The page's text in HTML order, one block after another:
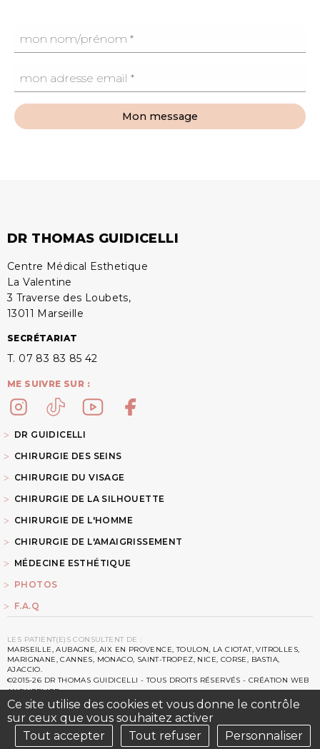
Mon message
DR THOMAS GUIDICELLI
Centre Médical Esthetique
La Valentine
3 Traverse des Loubets,
13011 Marseille
SECRÉTARIAT
T. 07 83 83 85 42
ME SUIVRE SUR :
DR GUIDICELLI
CHIRURGIE DES SEINS
CHIRURGIE DU VISAGE
CHIRURGIE DE LA SILHOUETTE
CHIRURGIE DE L'HOMME
CHIRURGIE DE L'AMAIGRISSEMENT
MÉDECINE ESTHÉTIQUE
PHOTOS
F.A.Q
LES PATIENT(E)S CONSULTENT DE :
MARSEILLE, AUBAGNE, AIX EN PROVENCE, TOULON, LA CIOTAT, VITROLLES,
MARIGNANE, CANNES, MONACO, SAINT-TROPEZ, NICE, CORSE, BASTIA,
AJACCIO.
©2015-26 DR THOMAS GUIDICELLI - TOUS DROITS RÉSERVÉS - CRÉATION WEB
ANSWEBMED
MENTIONS LÉGALES-PLAN DU SITE -LIENS-FICHE SOF.CPRE-SITE DU
Ce site utilise des cookies et vous donne le contrôle
sur ceux que vous souhaitez activer
Tout accepter
Tout refuser Personnaliser